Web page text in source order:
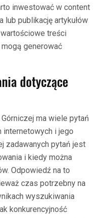
inwestować w content
publikację artykułów
treści
generować
dotyczące
ma wiele pytań
i jego
zadawanych pytań jest
i kiedy można
Odpowiedź na to
czas potrzebny na
wyszukiwania
konkurencyjność